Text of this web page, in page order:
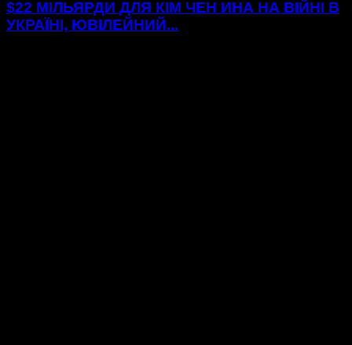
$22 МІЛЬЯРДИ ДЛЯ КІМ ЧЕН ИНА НА ВІЙНІ В
УКРАЇНІ, ЮВІЛЕЙНИЙ...